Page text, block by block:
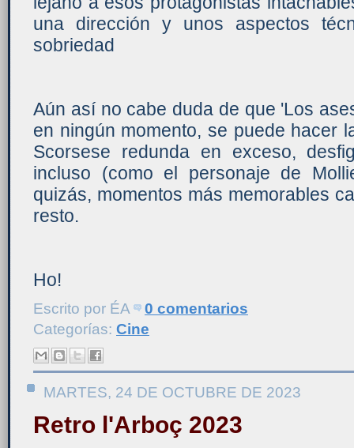
una dirección y unos aspectos
sobriedad
Aún así no cabe duda de que 'Los
en ningún momento, se puede hacer
Scorsese redunda en exceso,
incluso (como el personaje de
quizás, momentos más memorables
resto.
Ho!
Escrito por ÉA
0 comentarios
Categorías: Cine
MARTES, 24 DE OCTUBRE DE 2023
Retro l'Arboç 2023